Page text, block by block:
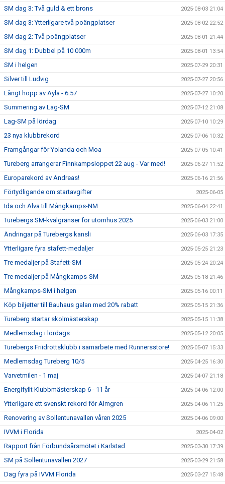
SM dag 3: Två guld & ett brons 2025-08-03 21:04
SM dag 3: Ytterligare två poängplatser 2025-08-02 22:52
SM dag 2: Två poängplatser 2025-08-01 21:44
SM dag 1: Dubbel på 10 000m 2025-08-01 13:54
SM i helgen 2025-07-29 20:31
Silver till Ludvig 2025-07-27 20:56
Långt hopp av Ayla - 6.57 2025-07-27 10:20
Summering av Lag-SM 2025-07-12 21:08
Lag-SM på lördag 2025-07-10 10:29
23 nya klubbrekord 2025-07-06 10:32
Framgångar för Yolanda och Moa 2025-07-05 10:41
Tureberg arrangerar Finnkampsloppet 22 aug - Var med! 2025-06-27 11:52
Europarekord av Andreas! 2025-06-16 21:56
Förtydligande om startavgifter 2025-06-05
Ida och Alva till Mångkamps-NM 2025-06-04 22:41
Turebergs SM-kvalgränser för utomhus 2025 2025-06-03 21:00
Ändringar på Turebergs kansli 2025-06-03 17:35
Ytterligare fyra stafett-medaljer 2025-05-25 21:23
Tre medaljer på Stafett-SM 2025-05-24 20:24
Tre medaljer på Mångkamps-SM 2025-05-18 21:46
Mångkamps-SM i helgen 2025-05-16 00:11
Köp biljetter till Bauhaus galan med 20% rabatt 2025-05-15 21:36
Tureberg startar skolmästerskap 2025-05-15 11:38
Medlemsdag i lördags 2025-05-12 20:05
Turebergs Friidrottsklubb i samarbete med Runnersstore! 2025-05-07 15:33
Medlemsdag Tureberg 10/5 2025-04-25 16:30
Varvetmilen - 1 maj 2025-04-07 21:18
Energifyllt Klubbmästerskap 6 - 11 år 2025-04-06 12:00
Ytterligare ett svenskt rekord för Almgren 2025-04-06 11:25
Renovering av Sollentunavallen våren 2025 2025-04-06 09:00
IVVM i Florida 2025-04-02
Rapport från Förbundsårsmötet i Karlstad 2025-03-30 17:39
SM på Sollentunavallen 2027 2025-03-29 21:58
Dag fyra på IVVM Florida 2025-03-27 15:48